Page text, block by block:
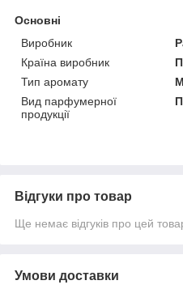
Основні
Виробник
Країна виробник
Тип аромату
Вид парфумерної
продукції
Відгуки про товар
Ще немає відгуків про цей
Умови доставки